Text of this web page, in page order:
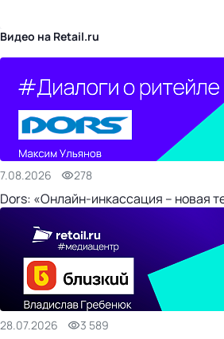
Видео на Retail.ru
7.08.2026 278
Dors: «Онлайн-инкассация – новая
28.07.2026 3 589